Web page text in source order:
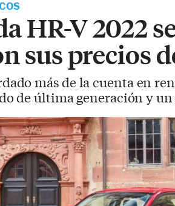
HR-V 2022
sus precios
más de la cuenta en
de última generación y